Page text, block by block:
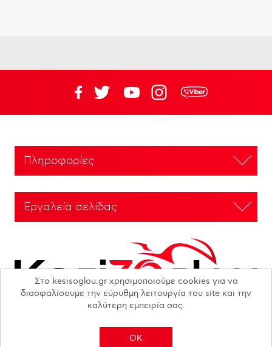
Πληροφορίες
Εργαλεία σελίδας
Στο kesisoglou.gr χρησιμοποιούμε cookies για να
διασφαλίσουμε την εύρυθμη λειτουργία του site και την
καλύτερη εμπειρία σας.
OK